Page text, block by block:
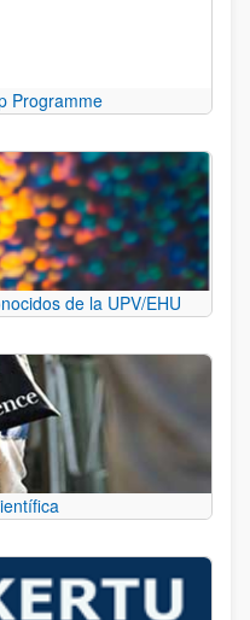
Programme
de la UPV/EHU